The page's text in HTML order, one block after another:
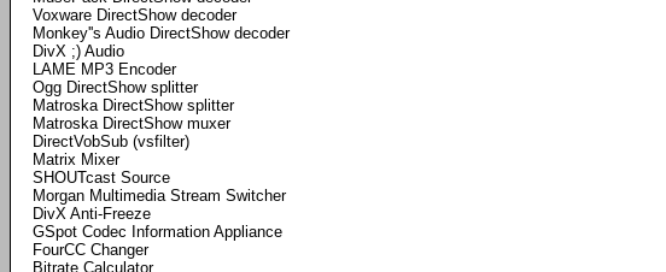
Voxware DirectShow decoder
Monkey''s Audio DirectShow decoder
DivX ;) Audio
LAME MP3 Encoder
Ogg DirectShow splitter
Matroska DirectShow splitter
Matroska DirectShow muxer
DirectVobSub (vsfilter)
Matrix Mixer
SHOUTcast Source
Morgan Multimedia Stream Switcher
DivX Anti-Freeze
GSpot Codec Information Appliance
FourCC Changer
Bitrate Calculator